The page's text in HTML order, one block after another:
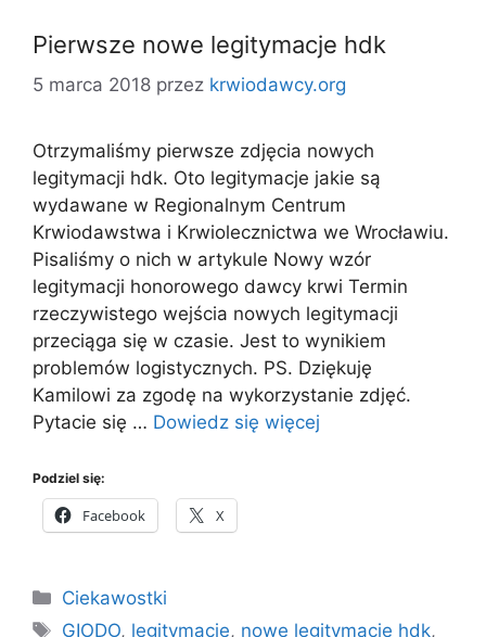
Pierwsze nowe legitymacje hdk
5 marca 2018 przez krwiodawcy.org
Otrzymaliśmy pierwsze zdjęcia nowych
legitymacji hdk. Oto legitymacje jakie są
wydawane w Regionalnym Centrum
Krwiodawstwa i Krwiolecznictwa we Wrocławiu.
Pisaliśmy o nich w artykule Nowy wzór
legitymacji honorowego dawcy krwi Termin
rzeczywistego wejścia nowych legitymacji
przeciąga się w czasie. Jest to wynikiem
problemów logistycznych. PS. Dziękuję
Kamilowi za zgodę na wykorzystanie zdjęć.
Pytacie się … Dowiedz się więcej
Podziel się:
Facebook X
Kategorie
Ciekawostki
Tagi
GIODO, legitymacje, nowe legitymacje hdk,